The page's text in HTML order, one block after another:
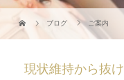
ブログ ご案内
現状維持から抜